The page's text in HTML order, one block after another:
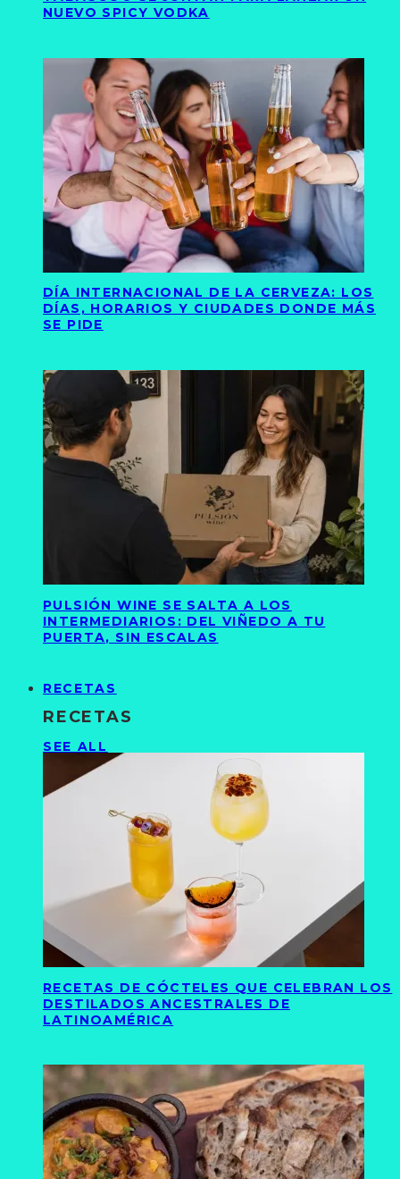
NUEVO SPICY VODKA
DÍA INTERNACIONAL DE LA CERVEZA: LOS
DÍAS, HORARIOS Y CIUDADES DONDE MÁS
SE PIDE
PULSIÓN WINE SE SALTA A LOS
INTERMEDIARIOS: DEL VIÑEDO A TU
PUERTA, SIN ESCALAS
RECETAS
RECETAS
SEE ALL
RECETAS DE CÓCTELES QUE CELEBRAN LOS
DESTILADOS ANCESTRALES DE
LATINOAMÉRICA